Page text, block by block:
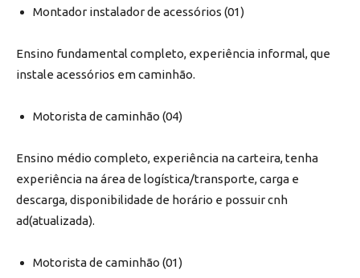
Montador instalador de acessórios (01)
Ensino fundamental completo, experiência informal, que
instale acessórios em caminhão.
Motorista de caminhão (04)
Ensino médio completo, experiência na carteira, tenha
experiência na área de logística/transporte, carga e
descarga, disponibilidade de horário e possuir cnh
ad(atualizada).
Motorista de caminhão (01)